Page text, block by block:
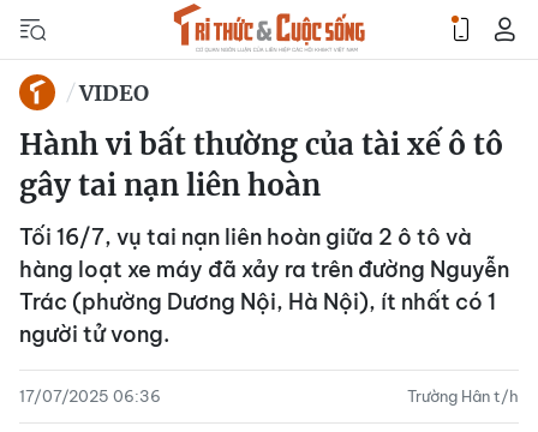
VIDEO
Hành vi bất thường của tài xế ô tô
gây tai nạn liên hoàn
Tối 16/7, vụ tai nạn liên hoàn giữa 2 ô tô và
hàng loạt xe máy đã xảy ra trên đường Nguyễn
Trác (phường Dương Nội, Hà Nội), ít nhất có 1
người tử vong.
17/07/2025 06:36 Trường Hân t/h